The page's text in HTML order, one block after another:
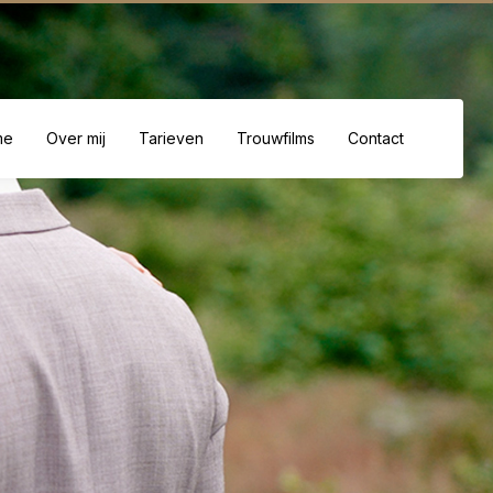
Over mij Tarieven Trouwfilms Contact